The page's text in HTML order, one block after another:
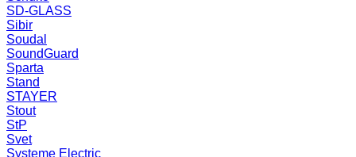
SD-GLASS
Sibir
Soudal
SoundGuard
Sparta
Stand
STAYER
Stout
StP
Svet
Systeme Electric